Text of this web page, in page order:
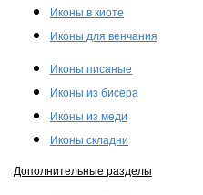
Иконы в киоте
Иконы для венчания
Иконы писаные
Иконы из бисера
Иконы из меди
Иконы складни
Дополнительные разделы